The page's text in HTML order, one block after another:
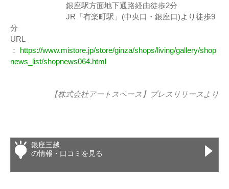
銀座駅方面地下通路経由徒歩2分
JR「有楽町駅」(中央口・銀座口)より徒歩9
分
URL
： https://www.mistore.jp/store/ginza/shops/living/gallery/shop
news_list/shopnews064.html
【株式会社アートスペース】 プレスリリース より
銀座三越
の情報・口コミを見る